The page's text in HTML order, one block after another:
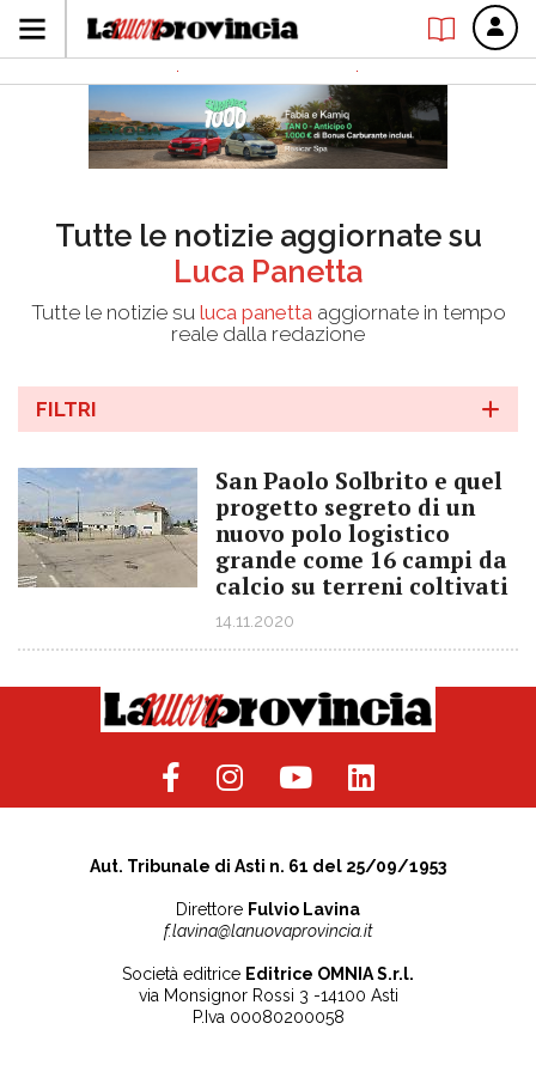
Tutte le notizie aggiornate su
Luca Panetta
Tutte le notizie su luca panettaaggiornate in tempo
reale dalla redazione
FILTRI
San Paolo Solbrito e quel
progetto segreto di un
nuovo polo logistico
grande come 16 campi da
calcio su terreni coltivati
14.11.2020
Aut. Tribunale di Asti n. 61 del 25/09/1953
Direttore Fulvio Lavina
f.lavina@lanuovaprovincia.it
Società editrice Editrice OMNIA S.r.l.
via Monsignor Rossi 3 -14100 Asti
P.Iva 00080200058